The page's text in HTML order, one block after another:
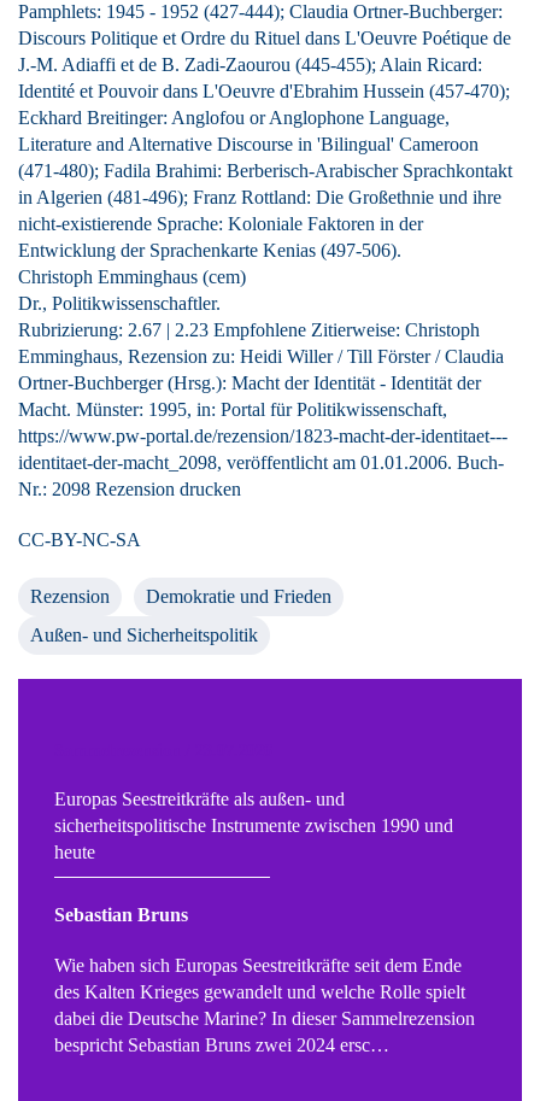
Pamphlets: 1945 - 1952 (427-444); Claudia Ortner-Buchberger:
Discours Politique et Ordre du Rituel dans L'Oeuvre Poétique de
J.-M. Adiaffi et de B. Zadi-Zaourou (445-455); Alain Ricard:
Identité et Pouvoir dans L'Oeuvre d'Ebrahim Hussein (457-470);
Eckhard Breitinger: Anglofou or Anglophone Language,
Literature and Alternative Discourse in 'Bilingual' Cameroon
(471-480); Fadila Brahimi: Berberisch-Arabischer Sprachkontakt
in Algerien (481-496); Franz Rottland: Die Großethnie und ihre
nicht-existierende Sprache: Koloniale Faktoren in der
Entwicklung der Sprachenkarte Kenias (497-506).
Christoph Emminghaus (cem)
Dr., Politikwissenschaftler.
Rubrizierung: 2.67 | 2.23 Empfohlene Zitierweise: Christoph
Emminghaus, Rezension zu: Heidi Willer / Till Förster / Claudia
Ortner-Buchberger(Hrsg.): Macht der Identität - Identität der
Macht. Münster: 1995, in: Portal für Politikwissenschaft,
https://www.pw-portal.de/rezension/1823-macht-der-identitaet---
identitaet-der-macht_2098, veröffentlicht am 01.01.2006. Buch-
Nr.: 2098 Rezension drucken
CC-BY-NC-SA
Rezension
Demokratie und Frieden
Außen- und Sicherheitspolitik
Europas Seestreitkräfte als außen- und
sicherheitspolitische Instrumente zwischen 1990 und
heute
Sebastian Bruns
Wie haben sich Europas Seestreitkräfte seit dem Ende
des Kalten Krieges gewandelt und welche Rolle spielt
dabei die Deutsche Marine? In dieser Sammelrezension
bespricht Sebastian Bruns zwei 2024 ersc…